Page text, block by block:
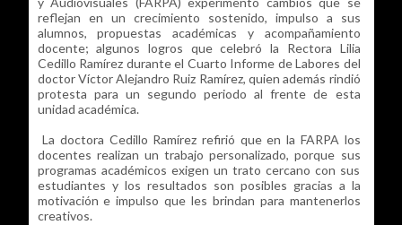
reflejan en un crecimiento sostenido, impulso a sus
alumnos, propuestas académicas y acompañamiento
docente; algunos logros que celebró la Rectora Lilia
Cedillo Ramírez durante el Cuarto Informe de Labores del
doctor Víctor Alejandro Ruiz Ramírez, quien además rindió
protesta para un segundo periodo al frente de esta
unidad académica.
La doctora Cedillo Ramírez refirió que en la FARPA los
docentes realizan un trabajo personalizado, porque sus
programas académicos exigen un trato cercano con sus
estudiantes y los resultados son posibles gracias a la
motivación e impulso que les brindan para mantenerlos
creativos.